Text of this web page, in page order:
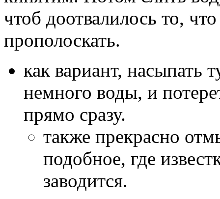
чтоб доотвалилось то,
прополоскать.
как вариант, насыпать
немного воды, и
прямо сразу.
также прекрасно
подобное, где
заводится.